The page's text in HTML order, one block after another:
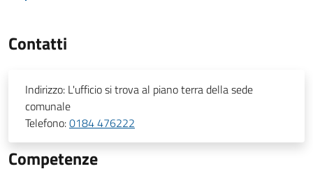
Contatti
Indirizzo: L'ufficio si trova al piano terra della sede
comunale
Telefono:0184 476222
Competenze